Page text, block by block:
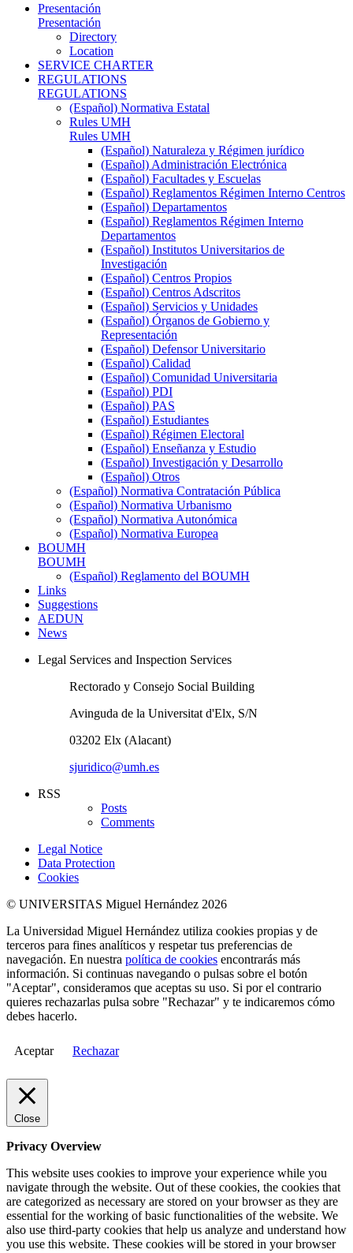
Presentación
Presentación
Directory
Location
SERVICE CHARTER
REGULATIONS
REGULATIONS
(Español) Normativa Estatal
Rules UMH
Rules UMH
(Español) Naturaleza y Régimen jurídico
(Español) Administración Electrónica
(Español) Facultades y Escuelas
(Español) Reglamentos Régimen Interno Centros
(Español) Departamentos
(Español) Reglamentos Régimen Interno
Departamentos
(Español) Institutos Universitarios de
Investigación
(Español) Centros Propios
(Español) Centros Adscritos
(Español) Servicios y Unidades
(Español) Órganos de Gobierno y
Representación
(Español) Defensor Universitario
(Español) Calidad
(Español) Comunidad Universitaria
(Español) PDI
(Español) PAS
(Español) Estudiantes
(Español) Régimen Electoral
(Español) Enseñanza y Estudio
(Español) Investigación y Desarrollo
(Español) Otros
(Español) Normativa Contratación Pública
(Español) Normativa Urbanismo
(Español) Normativa Autonómica
(Español) Normativa Europea
BOUMH
BOUMH
(Español) Reglamento del BOUMH
Links
Suggestions
AEDUN
News
Legal Services and Inspection Services
Rectorado y Consejo Social Building
Avinguda de la Universitat d'Elx, S/N
03202 Elx (Alacant)
sjuridico@umh.es
RSS
Posts
Comments
Legal Notice
Data Protection
Cookies
© UNIVERSITAS Miguel Hernández 2026
La Universidad Miguel Hernández utiliza cookies propias y de
terceros para fines analíticos y respetar tus preferencias de
navegación. En nuestra política de cookies encontrarás más
información. Si continuas navegando o pulsas sobre el botón
"Aceptar", consideramos que aceptas su uso. Si por el contrario
quieres rechazarlas pulsa sobre "Rechazar" y te indicaremos cómo
debes hacerlo.
Aceptar Rechazar
Close
Privacy Overview
This website uses cookies to improve your experience while you
navigate through the website. Out of these cookies, the cookies that
are categorized as necessary are stored on your browser as they are
essential for the working of basic functionalities of the website. We
also use third-party cookies that help us analyze and understand how
you use this website. These cookies will be stored in your browser